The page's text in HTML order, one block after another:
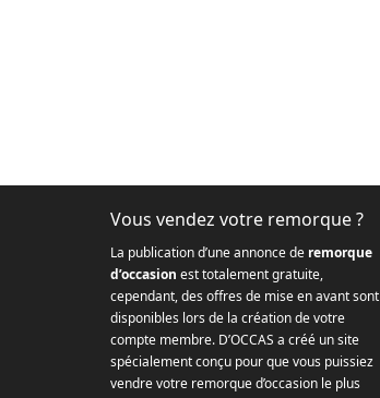
Vous vendez votre remorque ?
La publication d’une annonce de remorque
d’occasion est totalement gratuite,
cependant, des offres de mise en avant sont
disponibles lors de la création de votre
compte membre. D’OCCAS a créé un site
spécialement conçu pour que vous puissiez
vendre votre remorque d’occasion le plus